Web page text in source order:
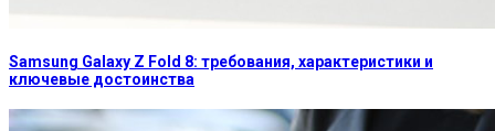
Samsung Galaxy Z Fold 8: требования, характеристики и
ключевые достоинства